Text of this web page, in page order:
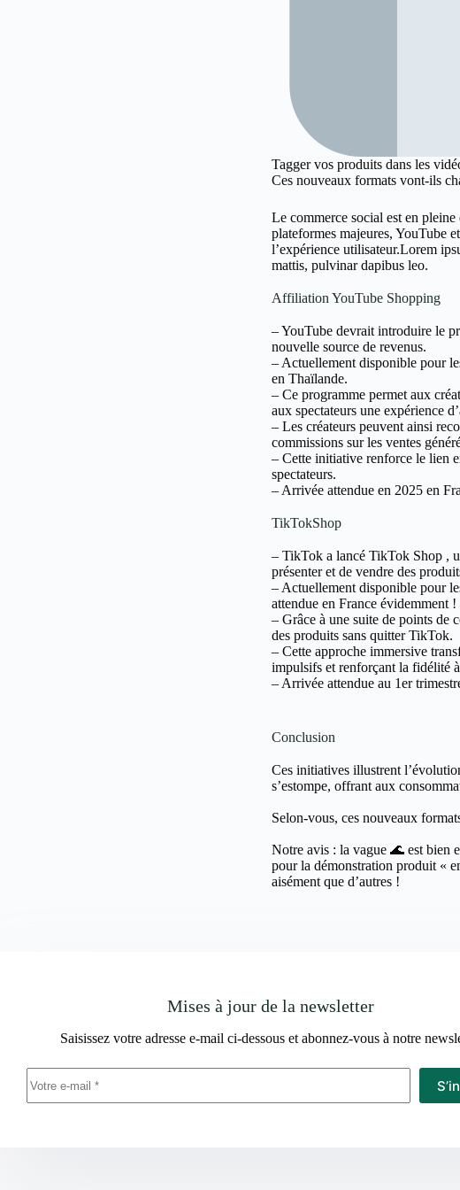
Tagger vos produits dans les
Ces nouveaux formats vont-ils
Le commerce social est en
plateformes majeures, YouTube
l’expérience utilisateur.Lorem
mattis, pulvinar dapibus leo.
Affiliation YouTube Shopping
– YouTube devrait introduire le
nouvelle source de revenus.
– Actuellement disponible pour
en Thaïlande.
– Ce programme permet aux
aux spectateurs une expérience
– Les créateurs peuvent ainsi
commissions sur les ventes
– Cette initiative renforce le lien
spectateurs.
– Arrivée attendue en 2025 en
TikTokShop
– TikTok a lancé TikTok Shop ,
présenter et de vendre des
– Actuellement disponible pour
attendue en France évidemment !
– Grâce à une suite de points de
des produits sans quitter TikTok.
– Cette approche immersive
impulsifs et renforçant la fidélité
– Arrivée attendue au 1er
Conclusion
Ces initiatives illustrent
s’estompe, offrant aux
Selon-vous, ces nouveaux
Notre avis : la vague 🌊 est bien
pour la démonstration produit «
aisément que d’autres !
Mises à jour de la newsletter
Saisissez votre adresse e-mail ci-dessous et abonnez-vous à notre